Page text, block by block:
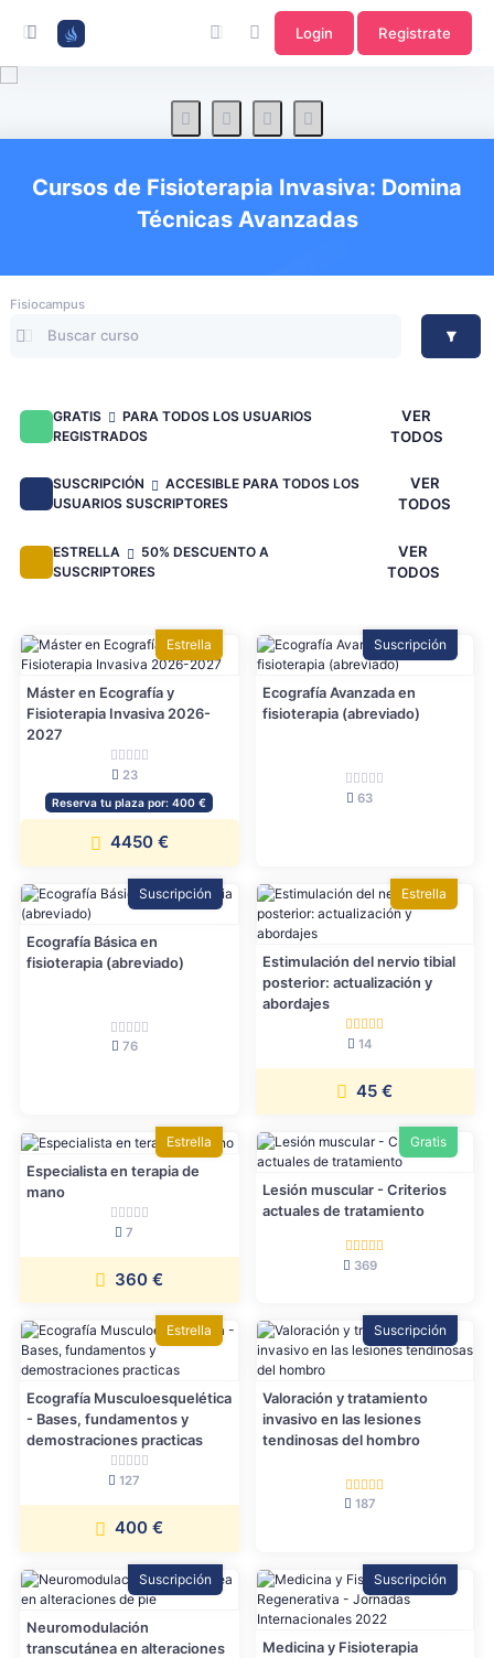
Login Registrate
Cursos de Fisioterapia Invasiva: Domina
Técnicas Avanzadas
Fisiocampus
GRATIS
PARA TODOS LOS USUARIOS
REGISTRADOS
VER
TODOS
SUSCRIPCIÓN
ACCESIBLE PARA TODOS LOS
USUARIOS SUSCRIPTORES
VER
TODOS
ESTRELLA
50% DESCUENTO A
SUSCRIPTORES
VER
TODOS
Estrella
Máster en Ecografía y
Fisioterapia Invasiva 2026-
2027
23
Reserva tu plaza por: 400 €
4450 €
Suscripción
Ecografía Avanzada en
fisioterapia (abreviado)
63
Suscripción
Ecografía Básica en
fisioterapia (abreviado)
76
Estrella
Estimulación del nervio tibial
posterior: actualización y
abordajes
14
45 €
Estrella
Especialista en terapia de
mano
7
360 €
Gratis
Lesión muscular - Criterios
actuales de tratamiento
369
Estrella
Ecografía Musculoesquelética
- Bases, fundamentos y
demostraciones practicas
127
400 €
Suscripción
Valoración y tratamiento
invasivo en las lesiones
tendinosas del hombro
187
Suscripción
Neuromodulación
transcutánea en alteraciones
Suscripción
Medicina y Fisioterapia